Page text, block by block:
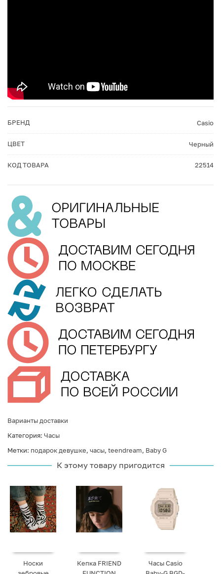
БРЕНД Casio
ЦВЕТ Черный
КОД ТОВАРА 22514
Варианты доставки
Категория: Часы
Метки: подарок девушке, часы, teendream, Baby G
К этому товару пригодится
Носки
Кепка FRIEND
Часы Casio